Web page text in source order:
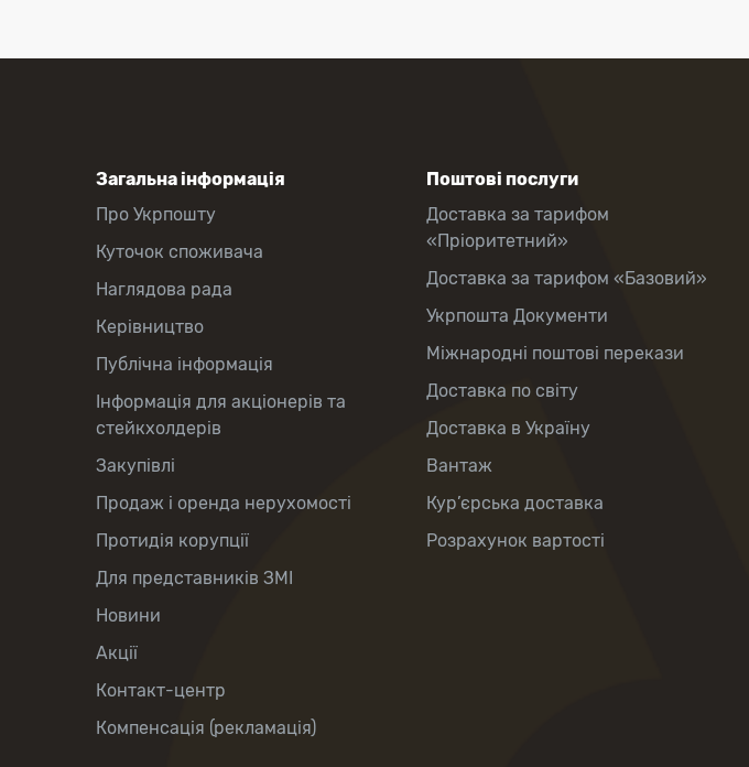
Загальна інформація
Про Укрпошту
Куточок споживача
Наглядова рада
Керівництво
Публічна інформація
Інформація для акціонерів та
стейкхолдерів
Закупівлі
Продаж і оренда нерухомості
Протидія корупції
Для представників ЗМІ
Новини
Акції
Контакт-центр
Компенсація (рекламація)
Поштові послуги
Доставка за тарифом
«Пріоритетний»
Доставка за тарифом «Базовий»
Укрпошта Документи
Міжнародні поштові перекази
Доставка по світу
Доставка в Україну
Вантаж
Кур’єрська доставка
Розрахунок вартості